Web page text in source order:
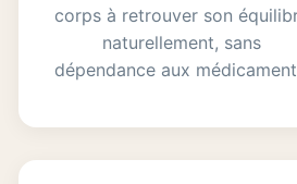
corps à retrouver son
naturellement, sans
dépendance aux